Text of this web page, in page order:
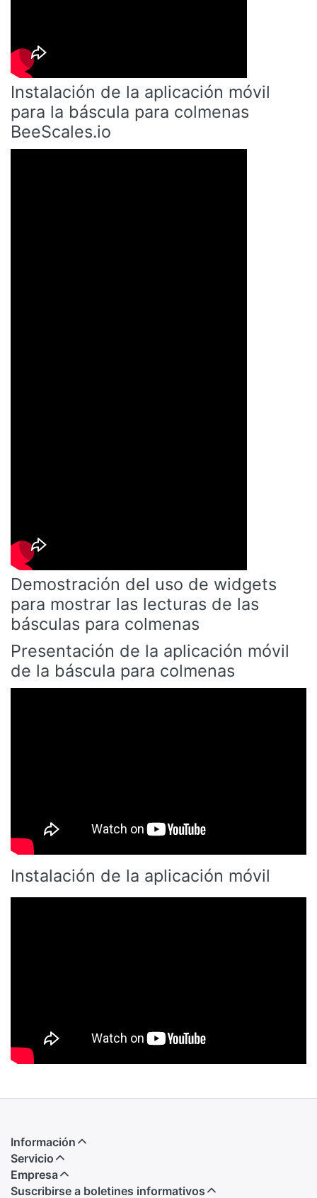
Instalación de la aplicación móvil
para la báscula para colmenas
BeeScales.io
Demostración del uso de widgets
para mostrar las lecturas de las
básculas para colmenas
Presentación de la aplicación móvil
de la báscula para colmenas
Instalación de la aplicación móvil
Información
Servicio
Empresa
Suscribirse a boletines informativos